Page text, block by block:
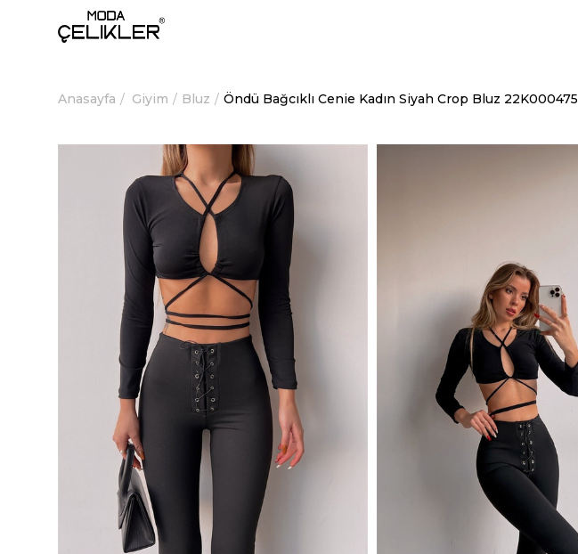
Anasayfa Giyim Bluz Öndü Bağcıklı Cenie Kadın Siyah Crop Bluz 22K000475